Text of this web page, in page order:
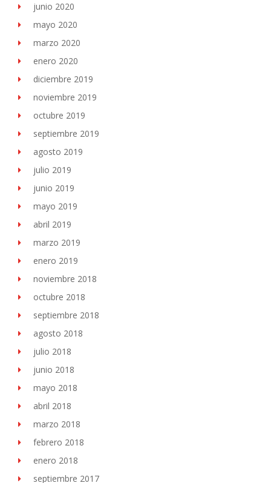
junio 2020
mayo 2020
marzo 2020
enero 2020
diciembre 2019
noviembre 2019
octubre 2019
septiembre 2019
agosto 2019
julio 2019
junio 2019
mayo 2019
abril 2019
marzo 2019
enero 2019
noviembre 2018
octubre 2018
septiembre 2018
agosto 2018
julio 2018
junio 2018
mayo 2018
abril 2018
marzo 2018
febrero 2018
enero 2018
septiembre 2017